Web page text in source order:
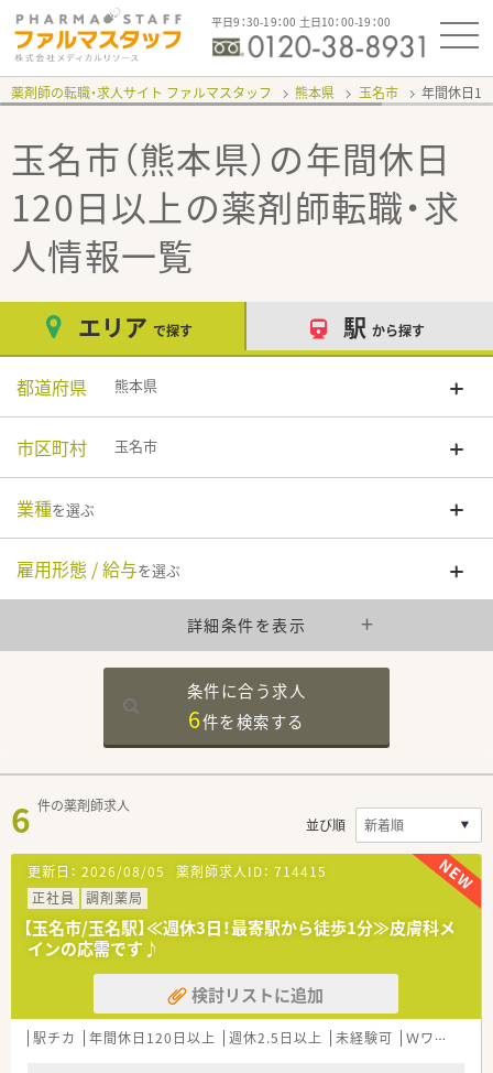
平日9：30-19：00 土日10：00-19：00
薬剤師の転職・求人サイト ファルマスタッフ 熊本県 玉名市 年間休日
玉名市（熊本県）の年間休日
120日以上の薬剤師転職・求
人情報一覧
エリア で探す 駅 から探す
都道府県 熊本県
市区町村 玉名市
業種を選ぶ
雇用形態 / 給与を選ぶ
詳細条件を表示
条件に合う求人
6件を検索する
6 件の薬剤師求人
並び順
更新日： 2026/08/05 薬剤師求人ID： 714415
正社員
調剤薬局
【玉名市/玉名駅】≪週休3日！最寄駅から徒歩1分≫皮膚科メ
インの応需です♪
検討リストに追加
駅チカ 年間休日120日以上 週休2.5日以上 未経験可 Ｗワーク可